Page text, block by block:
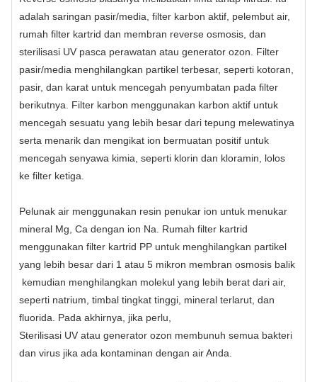
adalah saringan pasir/media , filter karbon aktif, pelembut air,
rumah filter kartrid dan membran reverse osmosis, dan
sterilisasi UV pasca perawatan atau generator ozon. Filter
pasir/media menghilangkan partikel terbesar, seperti kotoran,
pasir, dan karat untuk mencegah penyumbatan pada filter
berikutnya. Filter karbon menggunakan karbon aktif untuk
mencegah sesuatu yang lebih besar dari tepung melewatinya
serta menarik dan mengikat ion bermuatan positif untuk
mencegah senyawa kimia, seperti klorin dan kloramin, lolos
ke filter ketiga.
Pelunak air menggunakan resin penukar ion untuk menukar
mineral Mg, Ca dengan ion Na. Rumah filter kartrid
menggunakan filter kartrid PP untuk menghilangkan partikel
yang lebih besar dari 1 atau 5 mikron membran osmosis balik
kemudian menghilangkan molekul yang lebih berat dari air,
seperti natrium, timbal tingkat tinggi, mineral terlarut, dan
fluorida. Pada akhirnya, jika perlu,
Sterilisasi UV atau generator ozon membunuh semua bakteri
dan virus jika ada kontaminan dengan air Anda.